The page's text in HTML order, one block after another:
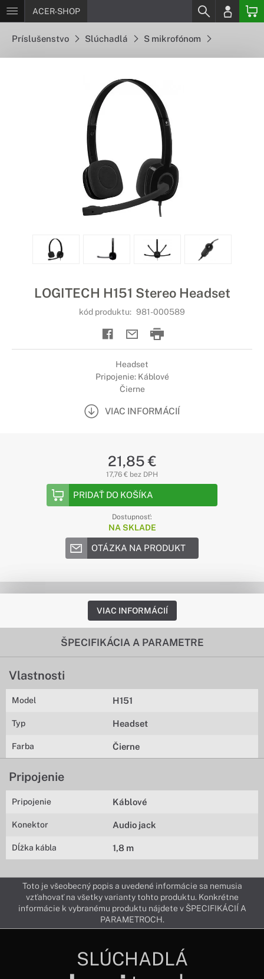
ACER-SHOP
Príslušenstvo Slúchadlá S mikrofónom
LOGITECH H151 Stereo Headset
kód produktu: 981-000589
Headset
Pripojenie: Káblové
Čierne
VIAC INFORMÁCIÍ
21,85 €
17,76 € bez DPH
PRIDAŤ DO KOŠÍKA
Dostupnosť:
NA SKLADE
OTÁZKA NA PRODUKT
VIAC INFORMÁCIÍ
ŠPECIFIKÁCIA A PARAMETRE
Vlastnosti
Model H151
Typ Headset
Farba Čierne
Pripojenie
Pripojenie Káblové
Konektor Audio jack
Dĺžka kábla 1,8 m
Toto je všeobecný popis a uvedené informácie sa nemusia
vzťahovať na všetky varianty tohto produktu. Konkrétne
informácie k vybranému produktu nájdete v ŠPECIFIKÁCIÍ A
PARAMETROCH.
SLÚCHADLÁ